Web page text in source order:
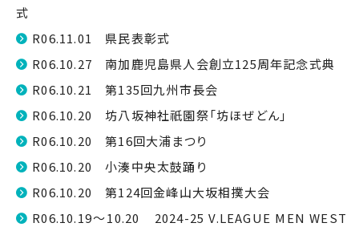
式
R06.11.01 県民表彰式
R06.10.27 南加鹿児島県人会創立125周年記念式典
R06.10.21 第135回九州市長会
R06.10.20 坊八坂神社祇園祭「坊ほぜどん」
R06.10.20 第16回大浦まつり
R06.10.20 小湊中央太鼓踊り
R06.10.20 第124回金峰山大坂相撲大会
R06.10.19～10.20 2024-25 V.LEAGUE MEN WEST